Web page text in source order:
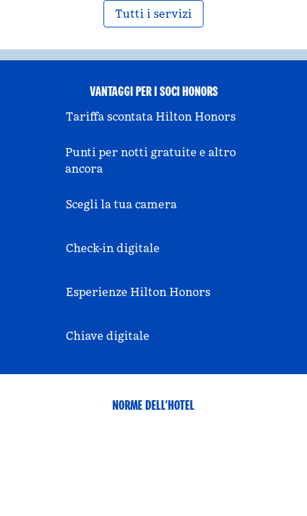
Tutti i servizi
VANTAGGI PER I SOCI HONORS
Tariffa scontata Hilton Honors
Punti per notti gratuite e altro
ancora
Scegli la tua camera
Check-in digitale
Esperienze Hilton Honors
Chiave digitale
NORME DELL’HOTEL